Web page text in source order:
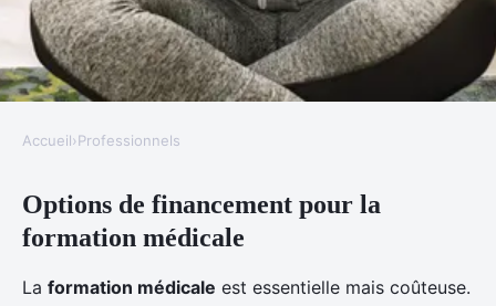
Le financement de la formation
médicale
Martin•18 mars 2025•5 min de lecture
Accueil›Professionnels
Options de financement pour la
formation médicale
La formation médicale est essentielle mais coûteuse.